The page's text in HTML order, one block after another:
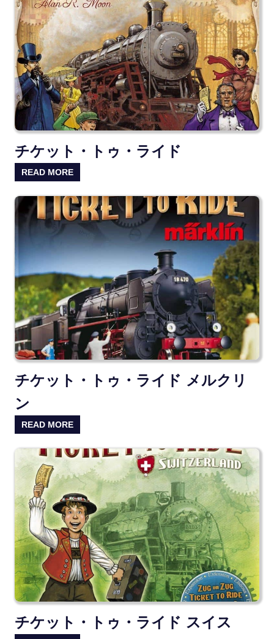
チケット・トゥ・ライド
READ MORE
チケット・トゥ・ライド メルクリ
ン
READ MORE
チケット・トゥ・ライド スイス